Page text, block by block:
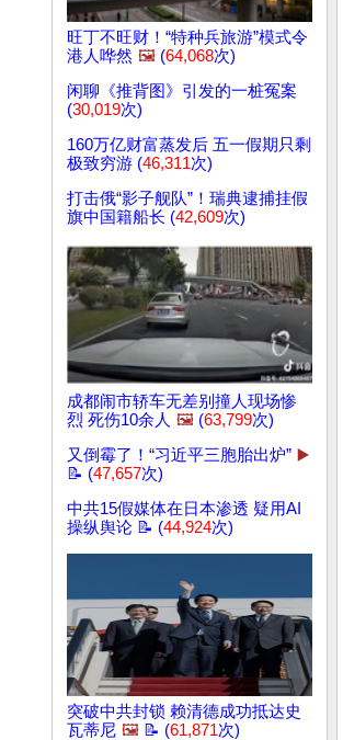
旺丁不旺财！“特种兵旅游”模式令
港人哗然 🖼️ (64,068次)
闲聊《推背图》引发的一桩冤案
(30,019次)
160万亿财富蒸发后 五一假期只剩
极致穷游 (46,311次)
打击俄“影子舰队”！瑞典逮捕挂假
旗中国籍船长 (42,609次)
成都闹市轿车无差别撞人现场惨
烈 死伤10余人 🖼️ (63,799次)
又倒霉了！“习近平三胞胎出炉” ▶️
📝 (47,657次)
中共15假媒体在日本渗透 疑用AI
操纵舆论 📝 (44,924次)
突破中共封锁 赖清德成功抵达史
瓦蒂尼 🖼️ 📝 (61,871次)